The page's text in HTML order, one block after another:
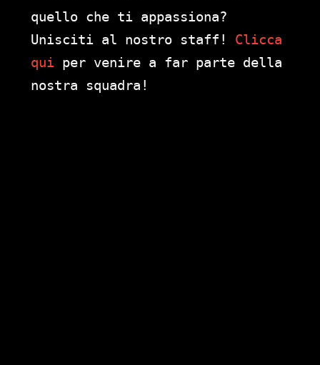
quello che ti appassiona?
Unisciti al nostro staff! Clicca
qui per venire a far parte della
nostra squadra!